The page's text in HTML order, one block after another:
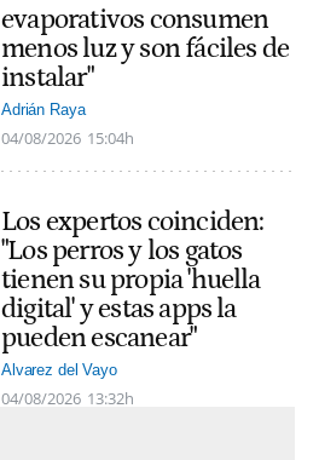
evaporativos consumen
menos luz y son fáciles de
instalar"
Adrián Raya
04/08/2026 15:04h
Los expertos coinciden:
"Los perros y los gatos
tienen su propia 'huella
digital' y estas apps la
pueden escanear"
Alvarez del Vayo
04/08/2026 13:32h